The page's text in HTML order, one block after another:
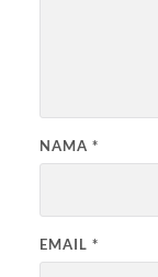
NAMA *
EMAIL *